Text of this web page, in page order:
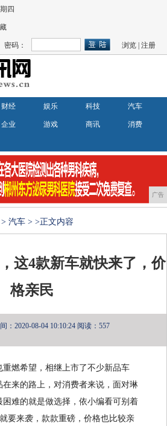
四
密码： 浏览 |注册
财经 娱乐 科技 汽车
企业 游戏 商讯 消费
广告
> 汽车 > >正文内容
这4款新车就快来了，价
格亲民
：2020-08-04 10:10:24 阅读：557
燃希望，相继上市了不少新品车
来的路上，对消费者来说，面对琳
难的就是做选择，依小编看可别着
要来袭，款款重磅，价格也比较亲